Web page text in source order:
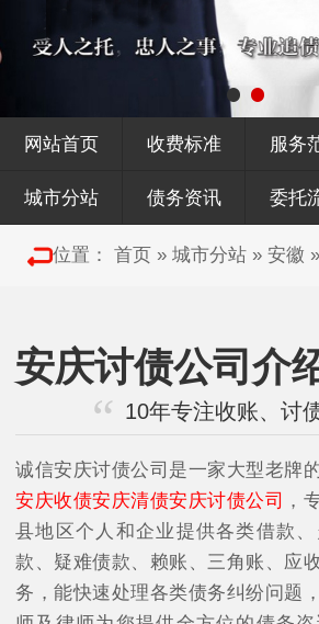
网站首页 收费标准 服务
城市分站 债务资讯 委托
位置： 首页» 城市分站» 安徽 »
安庆讨债公司介
10年专注收账、讨
诚信安庆讨债公司是一家大型老牌
安庆收债安庆清债安庆讨债公司 ，
县地区个人和企业提供各类借款
款、疑难债款、赖账、三角账、应
务，能快速处理各类债务纠纷问题